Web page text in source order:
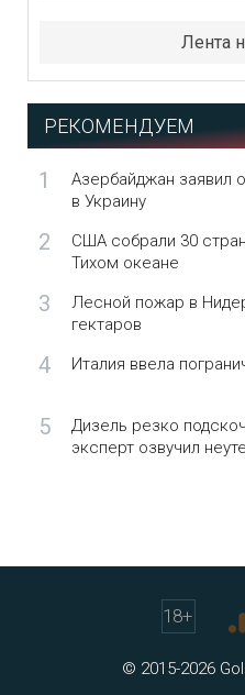
Лента
РЕКОМЕНДУЕМ
1
Азербайджан заявил
в Украину
2
США собрали 30
Тихом океане
3
Лесной пожар в
гектаров
4 Италия ввела
5
Дизель резко
эксперт озвучил
18+
© 2015-2026